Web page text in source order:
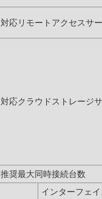
対応リモートアクセスサ
対応クラウドストレージ
推奨最大同時接続台数
インターフェイ